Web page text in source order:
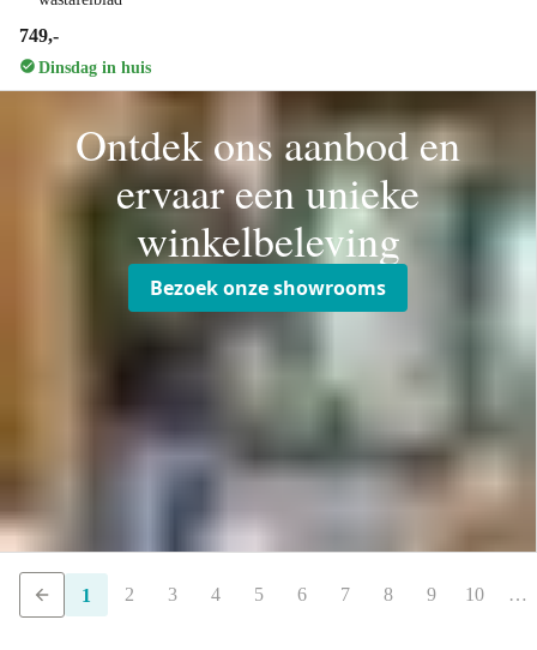
749,-
Dinsdag in huis
Ontdek ons aanbod en
ervaar een unieke
winkelbeleving
Bezoek onze showrooms
1 2 3 4 5 6 7 8 9 10 …